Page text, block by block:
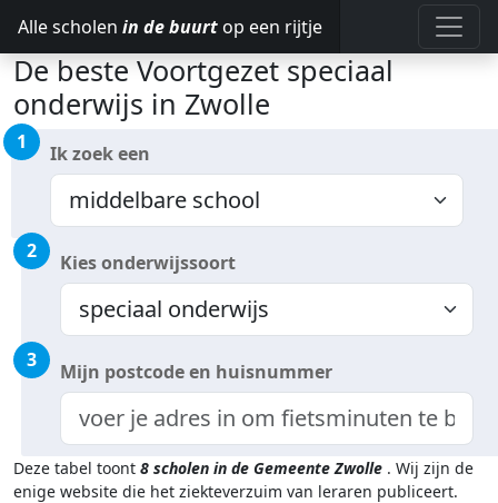
Alle scholen in de buurt op een rijtje
De beste Voortgezet speciaal
onderwijs in Zwolle
1 Ik zoek een
2 Kies onderwijssoort
3 Mijn postcode en huisnummer
Deze tabel toont 8 scholen in de Gemeente Zwolle . Wij zijn de
enige website die het ziekteverzuim van leraren publiceert.